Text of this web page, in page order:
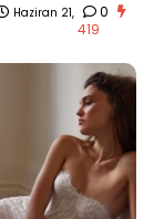
Haziran 21,
0
419